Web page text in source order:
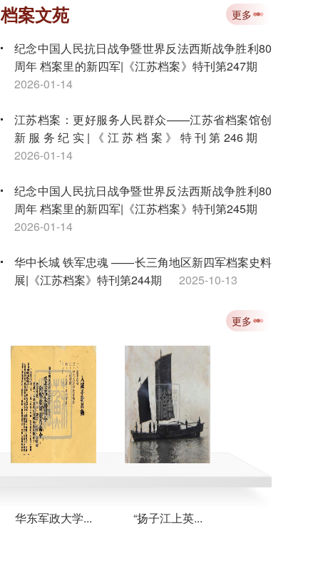
档案文苑 更多
纪念中国人民抗日战争暨世界反法西斯战争胜利80
周年 档案里的新四军|《江苏档案》特刊第247期
2026-01-14
江苏档案：更好服务人民群众——江苏省档案馆创
新服务纪实|《江苏档案》特刊第246期
2026-01-14
纪念中国人民抗日战争暨世界反法西斯战争胜利80
周年 档案里的新四军|《江苏档案》特刊第245期
2026-01-14
华中长城 铁军忠魂 ——长三角地区新四军档案史料
展|《江苏档案》特刊第244期
2025-10-13
吴觉历史自述：淮阴抗战先驱的赤胆忠魂|《江苏档
飞向延安：八路军第一架飞机从这里起飞|《江苏档
案》特刊第242期
2025-10-13
纪念中国人民抗日战争暨世界反法西斯战争胜利80
周年|《江苏档案》特刊第241期
2025-10-13
更多
华东军政大学... “扬子江上英...